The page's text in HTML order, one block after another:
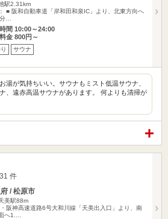
駅2.31km
■ 阪和自動車道「岸和田和泉IC」より、北東方向へ
…
間 10:00～24:00
金 800円～
サウナ
湯が気持ちいい。サウナもミスト低温サウナ、
、遠赤高温サウナがあります。 何よりも清掃が
件
/ 松原市
美駅88m
阪神高速道路6号大和川線「天美出入口」より、南
へ1.…